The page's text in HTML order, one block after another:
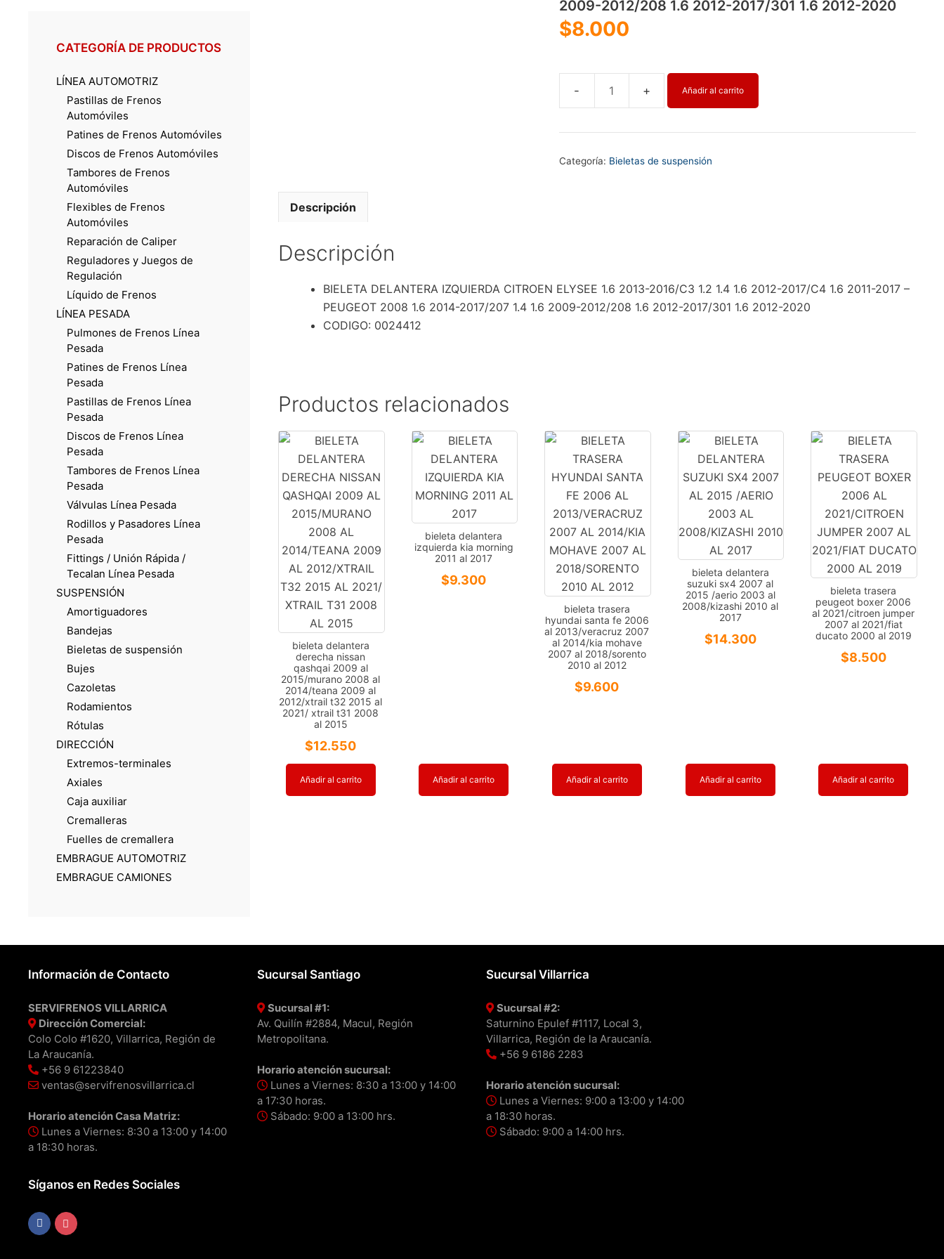
2009-2012/208 1.6 2012-2017/301 1.6 2012-2020
$8.000
IZQUIERDA
ELYSEE
2012-
2017/C4
1.6
2014-
2017/207
1.4
1.6
2009-
2012/208
1.6
2012-
2017/301
1.6
2012-
2020
cantidad
Añadir al carrito
Categoría: Bieletas de suspensión
Descripción
Descripción
BIELETA DELANTERA IZQUIERDA CITROEN ELYSEE 1.6 2013-2016/C3 1.2 1.4 1.6 2012-2017/C4 1.6 2011-2017 –
PEUGEOT 2008 1.6 2014-2017/207 1.4 1.6 2009-2012/208 1.6 2012-2017/301 1.6 2012-2020
CODIGO: 0024412
Productos relacionados
bieleta delantera
derecha nissan
qashqai 2009 al
2015/murano 2008 al
2014/teana 2009 al
2012/xtrail t32 2015 al
2021/ xtrail t31 2008
al 2015
$12.550
Añadir al carrito
bieleta delantera
izquierda kia morning
2011 al 2017
$9.300
Añadir al carrito
bieleta trasera
hyundai santa fe 2006
al 2013/veracruz 2007
al 2014/kia mohave
2007 al 2018/sorento
2010 al 2012
$9.600
Añadir al carrito
bieleta delantera
suzuki sx4 2007 al
2015 /aerio 2003 al
2008/kizashi 2010 al
2017
$14.300
Añadir al carrito
bieleta trasera
peugeot boxer 2006
al 2021/citroen jumper
2007 al 2021/fiat
ducato 2000 al 2019
$8.500
Añadir al carrito
CATEGORÍA DE PRODUCTOS
LÍNEA AUTOMOTRIZ
Pastillas de Frenos
Automóviles
Patines de Frenos Automóviles
Discos de Frenos Automóviles
Tambores de Frenos
Automóviles
Flexibles de Frenos
Automóviles
Reparación de Caliper
Reguladores y Juegos de
Regulación
Líquido de Frenos
LÍNEA PESADA
Pulmones de Frenos Línea
Pesada
Patines de Frenos Línea
Pesada
Pastillas de Frenos Línea
Pesada
Discos de Frenos Línea
Pesada
Tambores de Frenos Línea
Pesada
Válvulas Línea Pesada
Rodillos y Pasadores Línea
Pesada
Fittings / Unión Rápida /
Tecalan Línea Pesada
SUSPENSIÓN
Amortiguadores
Bandejas
Bieletas de suspensión
Bujes
Cazoletas
Rodamientos
Rótulas
DIRECCIÓN
Extremos-terminales
Axiales
Caja auxiliar
Cremalleras
Fuelles de cremallera
EMBRAGUE AUTOMOTRIZ
EMBRAGUE CAMIONES
Información de Contacto
SERVIFRENOS VILLARRICA
Dirección Comercial:
Colo Colo #1620, Villarrica, Región de
La Araucanía.
+56 9 61223840
ventas@servifrenosvillarrica.cl
Horario atención Casa Matriz:
Lunes a Viernes: 8:30 a 13:00 y 14:00
a 18:30 horas.
Síganos en Redes Sociales
Sucursal Santiago
Sucursal #1:
Av. Quilín #2884, Macul, Región
Metropolitana.
Horario atención sucursal:
Lunes a Viernes: 8:30 a 13:00 y 14:00
a 17:30 horas.
Sábado: 9:00 a 13:00 hrs.
Sucursal Villarrica
Sucursal #2:
Saturnino Epulef #1117, Local 3,
Villarrica, Región de la Araucanía.
+56 9 6186 2283
Horario atención sucursal:
Lunes a Viernes: 9:00 a 13:00 y 14:00
a 18:30 horas.
Sábado: 9:00 a 14:00 hrs.